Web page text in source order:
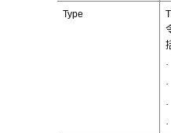
Type
·
·
·
·